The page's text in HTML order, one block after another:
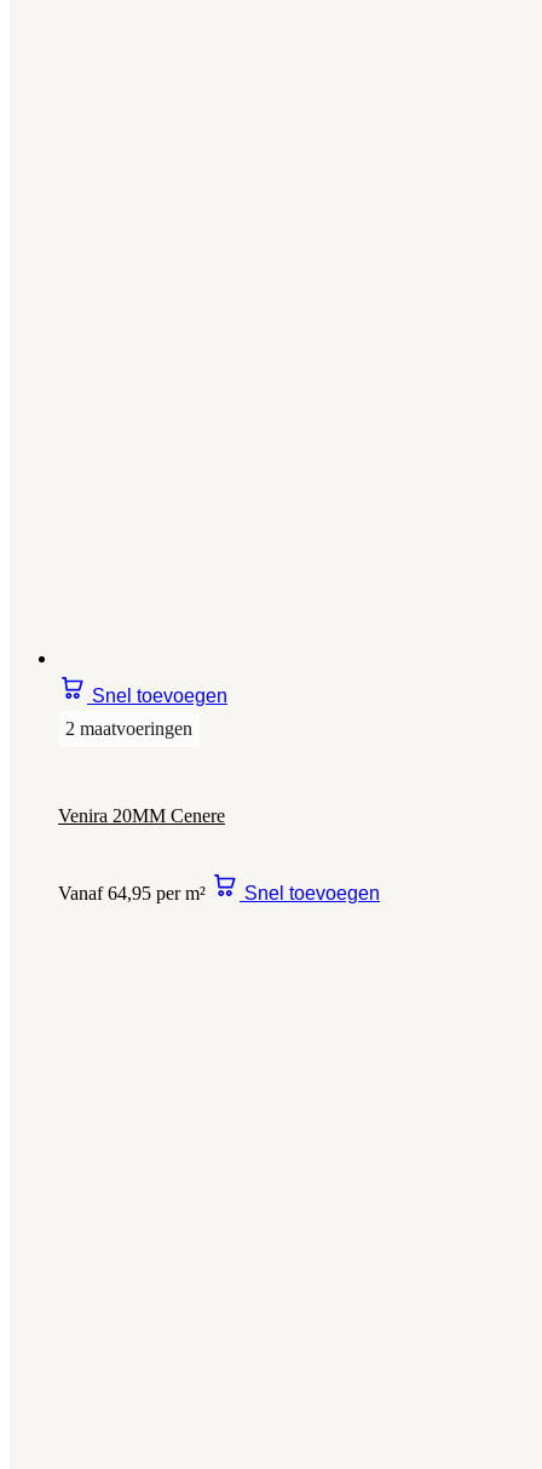
Snel toevoegen
2 maatvoeringen
Venira 20MM Cenere
Vanaf 64,95 per m² Snel toevoegen